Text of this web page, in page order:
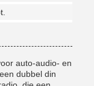
auto-audio- en
dubbel din